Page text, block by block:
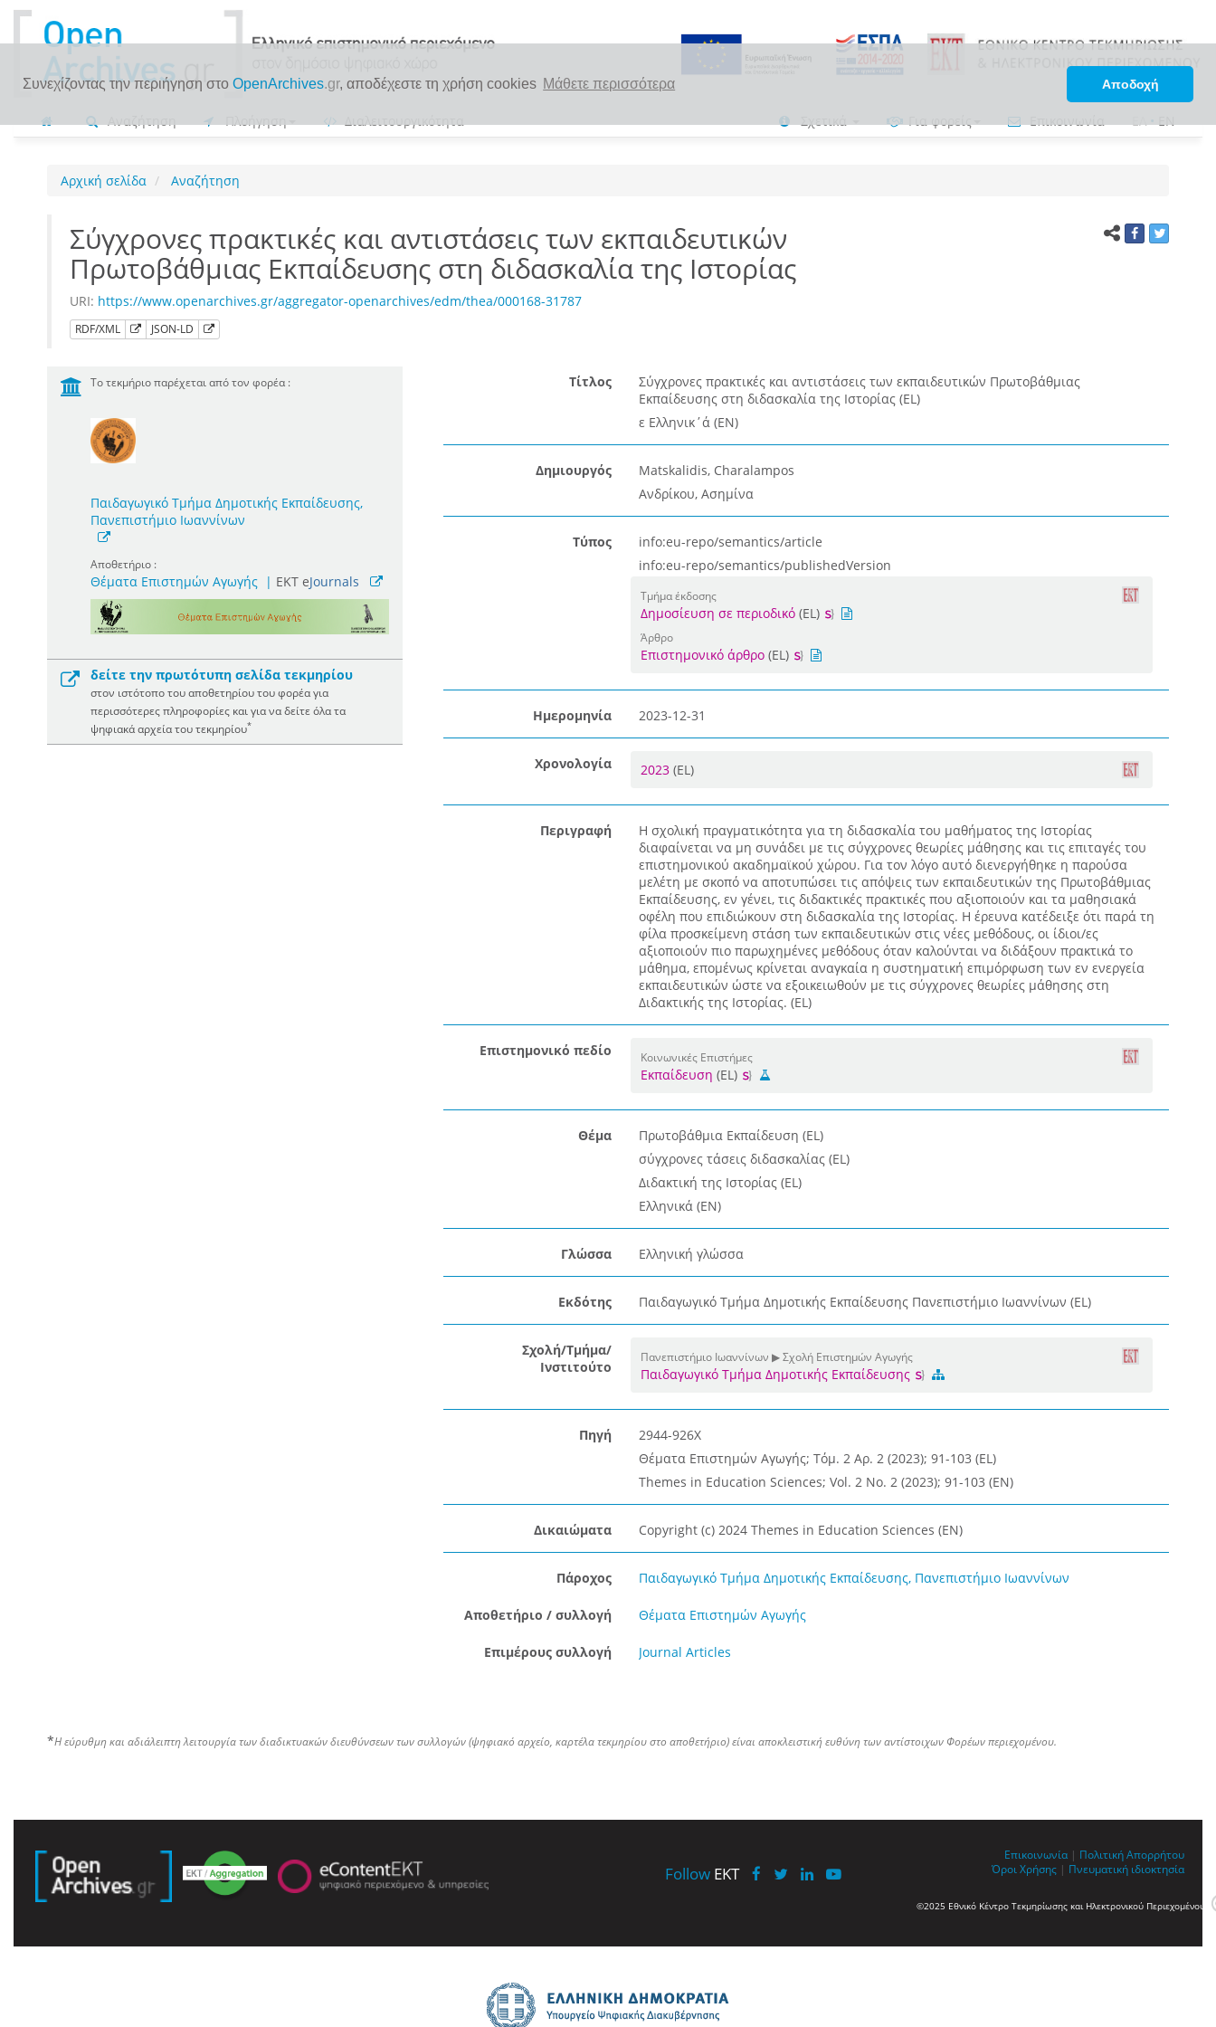
Συνεχίζοντας την περιήγηση στο OpenArchives.gr, αποδέχεστε τη χρήση cookies Μάθετε περισσότερα Αποδοχή
Αναζήτηση Πλοήγηση Διαλειτουργικότητα Σχετικά Για φορείς Επικοινωνία ΕΛ•EN
Αρχική σελίδα Αναζήτηση
Σύγχρονες πρακτικές και αντιστάσεις των εκπαιδευτικών
Πρωτοβάθμιας Εκπαίδευσης στη διδασκαλία της Ιστορίας
URI: https://www.openarchives.gr/aggregator-openarchives/edm/thea/000168-31787
RDF/XML JSON-LD
Το τεκμήριο παρέχεται από τον φορέα :
Παιδαγωγικό Τμήμα Δημοτικής Εκπαίδευσης,
Πανεπιστήμιο Ιωαννίνων
Αποθετήριο :
Θέματα Επιστημών Αγωγής | ΕΚΤ eJournals
δείτε την πρωτότυπη σελίδα τεκμηρίου
στον ιστότοπο του αποθετηρίου του φορέα για
περισσότερες πληροφορίες και για να δείτε όλα τα
ψηφιακά αρχεία του τεκμηρίου*
Τίτλος
Σύγχρονες πρακτικές και αντιστάσεις των εκπαιδευτικών Πρωτοβάθμιας
Εκπαίδευσης στη διδασκαλία της Ιστορίας (EL)
ε Ελληνικ΄ά (EN)
Δημιουργός
Matskalidis, Charalampos
Ανδρίκου, Ασημίνα
Τύπος
info:eu-repo/semantics/article
info:eu-repo/semantics/publishedVersion
Τμήμα έκδοσης
Δημοσίευση σε περιοδικό(EL)
Άρθρο
Επιστημονικό άρθρο(EL)
Ημερομηνία 2023-12-31
Χρονολογία 2023 (EL)
Περιγραφή
Η σχολική πραγματικότητα για τη διδασκαλία του μαθήματος της Ιστορίας
διαφαίνεται να μη συνάδει με τις σύγχρονες θεωρίες μάθησης και τις επιταγές του
επιστημονικού ακαδημαϊκού χώρου. Για τον λόγο αυτό διενεργήθηκε η παρούσα
μελέτη με σκοπό να αποτυπώσει τις απόψεις των εκπαιδευτικών της Πρωτοβάθμιας
Εκπαίδευσης, εν γένει, τις διδακτικές πρακτικές που αξιοποιούν και τα μαθησιακά
οφέλη που επιδιώκουν στη διδασκαλία της Ιστορίας. Η έρευνα κατέδειξε ότι παρά τη
φίλα προσκείμενη στάση των εκπαιδευτικών στις νέες μεθόδους, οι ίδιοι/ες
αξιοποιούν πιο παρωχημένες μεθόδους όταν καλούνται να διδάξουν πρακτικά το
μάθημα, επομένως κρίνεται αναγκαία η συστηματική επιμόρφωση των εν ενεργεία
εκπαιδευτικών ώστε να εξοικειωθούν με τις σύγχρονες θεωρίες μάθησης στη
Διδακτικής της Ιστορίας. (EL)
Επιστημονικό πεδίο Κοινωνικές Επιστήμες
Εκπαίδευση (EL)
Θέμα
Πρωτοβάθμια Εκπαίδευση (EL)
σύγχρονες τάσεις διδασκαλίας (EL)
Διδακτική της Ιστορίας (EL)
Ελληνικά (EN)
Γλώσσα Ελληνική γλώσσα
Εκδότης Παιδαγωγικό Τμήμα Δημοτικής Εκπαίδευσης Πανεπιστήμιο Ιωαννίνων (EL)
Σχολή/Τμήμα/
Ινστιτούτο
Πανεπιστήμιο Ιωαννίνων ▶ Σχολή Επιστημών Αγωγής
Παιδαγωγικό Τμήμα Δημοτικής Εκπαίδευσης
Πηγή
2944-926X
Θέματα Επιστημών Αγωγής; Τόμ. 2 Αρ. 2 (2023); 91-103 (EL)
Themes in Education Sciences; Vol. 2 No. 2 (2023); 91-103 (EN)
Δικαιώματα Copyright (c) 2024 Themes in Education Sciences (EN)
Πάροχος Παιδαγωγικό Τμήμα Δημοτικής Εκπαίδευσης, Πανεπιστήμιο Ιωαννίνων
Αποθετήριο / συλλογή Θέματα Επιστημών Αγωγής
Επιμέρους συλλογή Journal Articles
*Η εύρυθμη και αδιάλειπτη λειτουργία των διαδικτυακών διευθύνσεων των συλλογών (ψηφιακό αρχείο, καρτέλα τεκμηρίου στο αποθετήριο) είναι αποκλειστική ευθύνη των αντίστοιχων Φορέων περιεχομένου.
Follow EKT
Επικοινωνία | Πολιτική Απορρήτου
Όροι Χρήσης | Πνευματική ιδιοκτησία
©2025 Εθνικό Κέντρο Τεκμηρίωσης και Ηλεκτρονικού Περιεχομένου